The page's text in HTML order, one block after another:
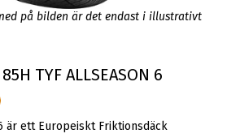
på bilden är det endast i illustrativt
TYF ALLSEASON 6
är ett Europeiskt Friktionsdäck